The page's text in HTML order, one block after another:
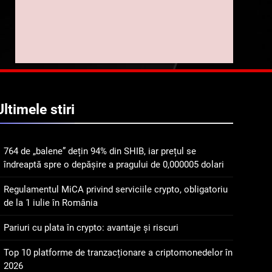
trasabilitatea cafelei
îndreaptă spre o depășire
dolari
2
Regulamentul MiCA
privind serviciile crypto,
obligatoriu de la 1 iulie în
Pariuri cu plata în crypto:
avantaje și riscuri
stiri
764 de „balene” dețin 94% din SHIB, iar prețul se
îndreaptă spre o depășire a pragului de 0,000005 dolari
Regulamentul MiCA privind serviciile crypto, obligatoriu
de la 1 iulie în România
Pariuri cu plata în crypto: avantaje și riscuri
Top 10 platforme de tranzacționare a criptomonedelor în
2026